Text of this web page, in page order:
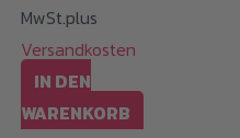
MwSt.plus
Versandkosten
IN DEN
WARENKORB